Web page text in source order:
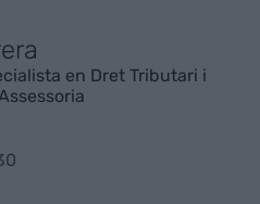
en Dret Tributari i